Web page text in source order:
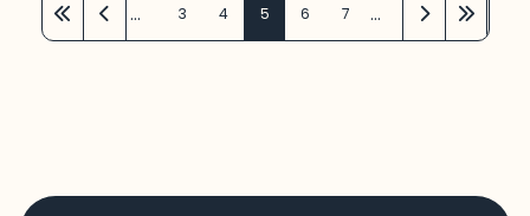
… 3 4 5 6 7 …